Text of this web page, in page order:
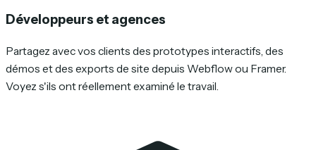
Développeurs et agences
Partagez avec vos clients des prototypes interactifs, des
démos et des exports de site depuis Webflow ou Framer.
Voyez s'ils ont réellement examiné le travail.